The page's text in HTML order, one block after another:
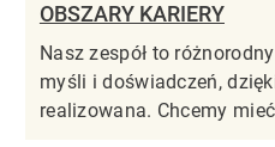
OBSZARY KARIERY
Nasz zespół to
myśli i doświadczeń,
realizowana. Chcemy